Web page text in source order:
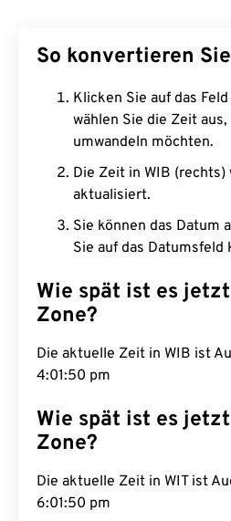
So konvertieren
Klicken Sie auf das
wählen Sie die Zeit
umwandeln möchten.
Die Zeit in WIB
aktualisiert.
Sie können das Datum
Sie auf das Datumsfeld
Wie spät ist es
Zone?
Die aktuelle Zeit in WIB ist
4:01:51 pm
Wie spät ist es
Zone?
Die aktuelle Zeit in WIT ist
6:01:51 pm